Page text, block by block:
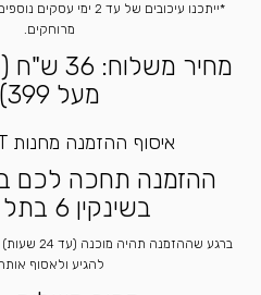
*ייתכנו עיכובים של עד 2
מרוחקים.
מחיר
מעל 399)
איסוף ההזמנה מחנות BOLENAT
ההזמנה תחכה לכם
בשינקין 6 בתל אביב
ברגע
להגיע ולאסוף